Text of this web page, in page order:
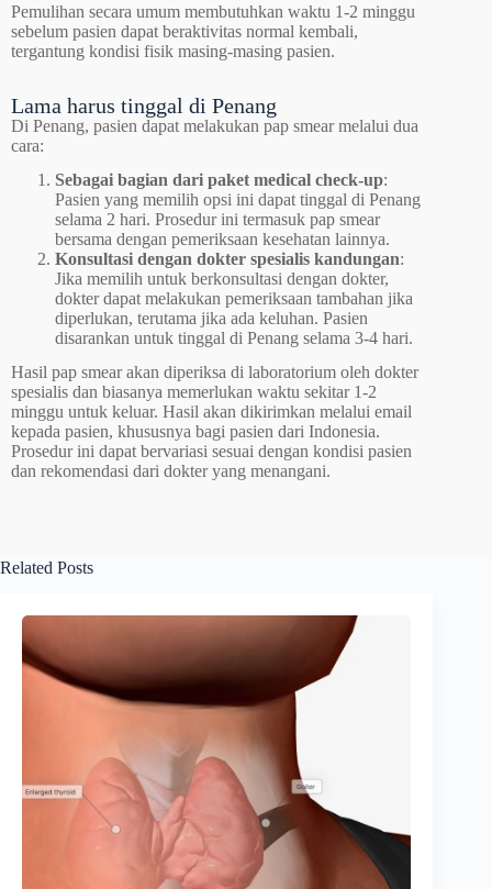
Pemulihan secara umum membutuhkan waktu 1-2 minggu
sebelum pasien dapat beraktivitas normal kembali,
tergantung kondisi fisik masing-masing pasien.
Lama harus tinggal di Penang
Di Penang, pasien dapat melakukan pap smear melalui dua
cara:
Sebagai bagian dari paket medical check-up:
Pasien yang memilih opsi ini dapat tinggal di Penang
selama 2 hari. Prosedur ini termasuk pap smear
bersama dengan pemeriksaan kesehatan lainnya.
Konsultasi dengan dokter spesialis kandungan:
Jika memilih untuk berkonsultasi dengan dokter,
dokter dapat melakukan pemeriksaan tambahan jika
diperlukan, terutama jika ada keluhan. Pasien
disarankan untuk tinggal di Penang selama 3-4 hari.
Hasil pap smear akan diperiksa di laboratorium oleh dokter
spesialis dan biasanya memerlukan waktu sekitar 1-2
minggu untuk keluar. Hasil akan dikirimkan melalui email
kepada pasien, khususnya bagi pasien dari Indonesia.
Prosedur ini dapat bervariasi sesuai dengan kondisi pasien
dan rekomendasi dari dokter yang menangani.
Related Posts